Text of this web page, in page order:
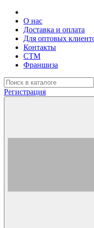
О нас
Доставка и оплата
Для оптовых
Контакты
СТМ
Франшиза
Регистрация